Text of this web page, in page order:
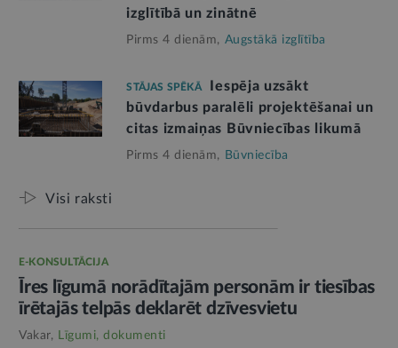
izglītībā un zinātnē
Pirms 4 dienām, Augstākā izglītība
STĀJAS SPĒKĀ
Iespēja uzsākt
būvdarbus paralēli projektēšanai un
citas izmaiņas Būvniecības likumā
Pirms 4 dienām, Būvniecība
Visi raksti
E-KONSULTĀCIJA
Īres līgumā norādītajām personām ir tiesības
īrētajās telpās deklarēt dzīvesvietu
Vakar, Līgumi, dokumenti